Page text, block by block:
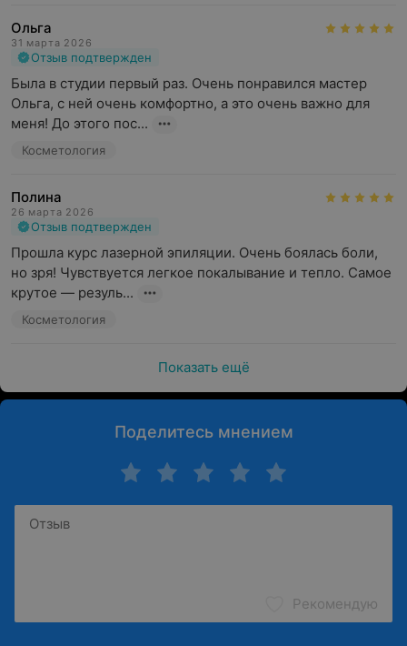
Ольга
31 марта 2026
Отзыв подтвержден
Была в студии первый раз. Очень понравился мастер
Ольга, с ней очень комфортно, а это очень важно для
меня! До этого пос...
Косметология
Полина
26 марта 2026
Отзыв подтвержден
Прошла курс лазерной эпиляции. Очень боялась боли,
но зря! Чувствуется легкое покалывание и тепло. Самое
крутое — резуль...
Косметология
Показать ещё
Поделитесь мнением
Рекомендую